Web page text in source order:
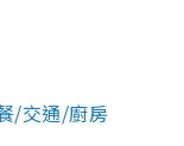
/交通/廚房